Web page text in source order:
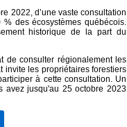
2022, d’une vaste consultation
des écosystèmes québécois.
historique de la part du
de consulter régionalement les
invite les propriétaires forestiers
à cette consultation. Un
avez jusqu'au 25 octobre 2023